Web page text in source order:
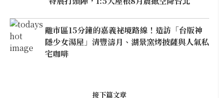
離市區15分鐘的嘉義祕境路線！造訪「台版神
隱少女湯屋」清豐濤月、湖景窯烤披薩與人氣私
宅咖啡
接下篇文章